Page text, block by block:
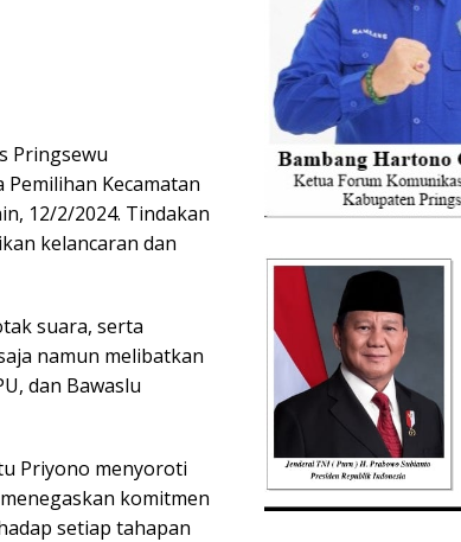
Pringsewu
Kecamatan
12/2/2024. Tindakan
kelancaran dan
suara, serta
namun melibatkan
dan Bawaslu
Priyono menyoroti
komitmen
setiap tahapan